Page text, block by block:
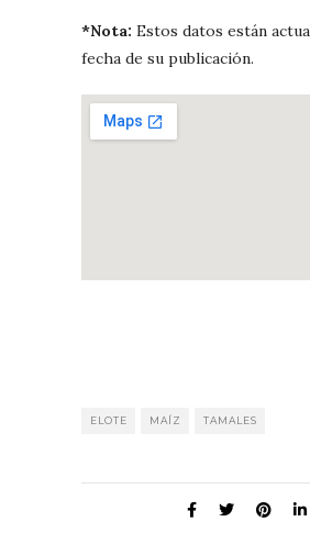
*Nota: Estos datos están
fecha de su publicación.
ELOTE MAÍZ TAMALES